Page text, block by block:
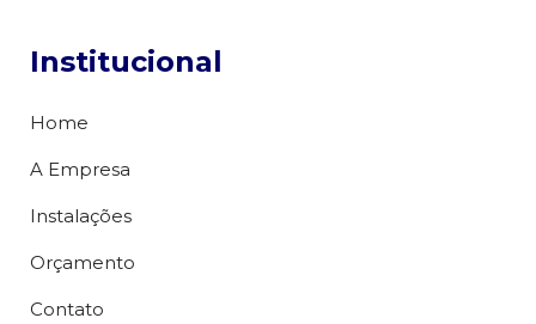
Institucional
Home
A Empresa
Instalações
Orçamento
Contato